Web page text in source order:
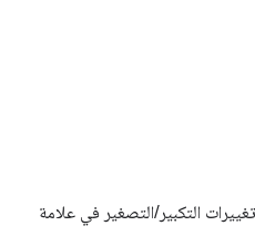
التكبير/التصغير في علامة